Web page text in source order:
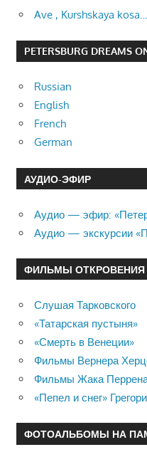
Ave , Kurshskaya kosa…
PETERSBURG DREAMS
Russian
English
French
German
АУДИО-ЭФИР
Аудио — эфир:
Аудио — экскурсии
ФИЛЬМЫ ОТКРОВЕНИЯ
Слушая Тарковского
«Татарская пустыня»
«Смерть в Венеции»
Фильмы Вернера
Фильмы Жака
«Пепел и снег»
ФОТОАЛЬБОМЫ НА